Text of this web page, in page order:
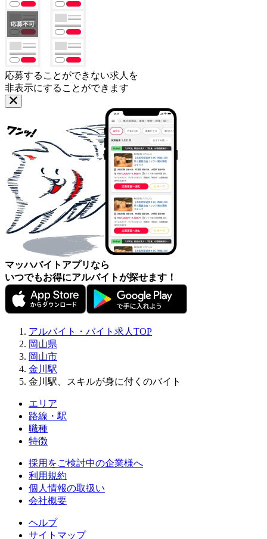
応募することができない求人を
非表示にすることができます
マッハバイトアプリなら
いつでもお得にアルバイトが探せます！
アルバイト・バイト求人TOP
岡山県
岡山市
金川駅
金川駅、スキルが身に付くのバイト
エリア
路線・駅
職種
特徴
採用をご検討中の企業様へ
利用規約
個人情報の取扱い
会社概要
ヘルプ
サイトマップ